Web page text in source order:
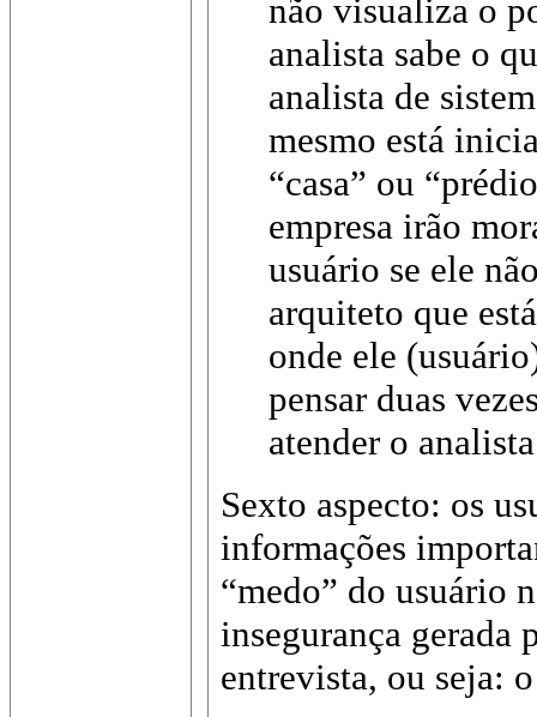
não visualiza o
analista sabe o
analista de
mesmo está
“casa” ou
empresa irão
usuário se ele
arquiteto que
onde ele
pensar duas
atender o
Sexto aspecto: os
informações
“medo” do usuário
insegurança gerada
entrevista, ou seja: